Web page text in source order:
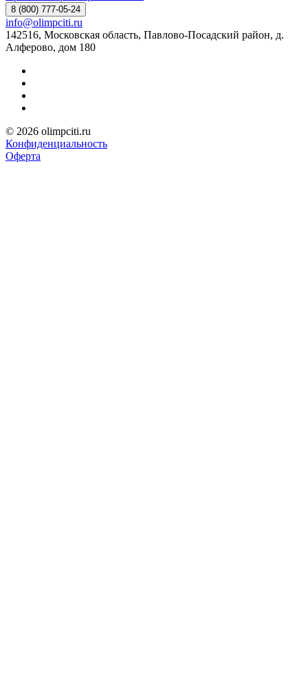
8 (800) 777-05-24
info@olimpciti.ru
142516, Московская область, Павлово-Посадский район, д.
Алферово, дом 180
© 2026 olimpciti.ru
Конфиденциальность
Оферта